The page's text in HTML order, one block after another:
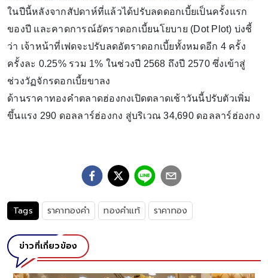
ในปีนี้หลังจากสัปดาห์ที่แล้วได้ปรับลดดอกเบี้ยเป็นครั้งแรก
ของปี และคาดการณ์อัตราดอกเบี้ยนโยบาย (Dot Plot) บ่งชี้
ว่า เจ้าหน้าที่เฟดจะปรับลดอัตราดอกเบี้ยทั้งหมดอีก 4 ครั้ง
ครั้งละ 0.25% รวม 1% ในช่วงปี 2568 ถึงปี 2570 ซึ่งเข้าสู่
ช่วงวัฏจักรดอกเบี้ยขาลง
ด้านราคาทองคําตลาดฮ่องกงเปิดตลาดเช้าวันนี้ปรับตัวเพิ่ม
ขึ้นแรง 290 ดอลลาร์ฮ่องกง สู่บริเวณ 34,690 ดอลลาร์ฮ่องกง
Tags ราคาทองคำ ทองคำเเท้ ราคาทอง
ข่าวที่เกี่ยวข้อง